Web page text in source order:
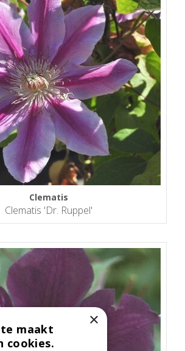
Clematis
Clematis 'Dr. Ruppel'
×
maakt
cookies.